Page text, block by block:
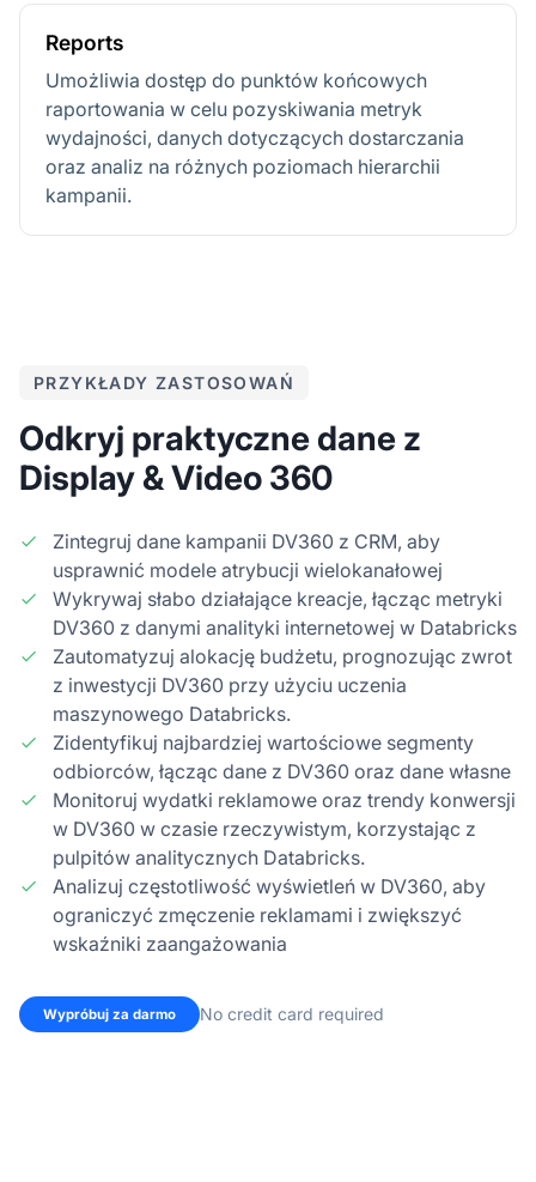
Reports
Umożliwia dostęp do punktów końcowych
raportowania w celu pozyskiwania metryk
wydajności, danych dotyczących dostarczania
oraz analiz na różnych poziomach hierarchii
kampanii.
PRZYKŁADY ZASTOSOWAŃ
Odkryj praktyczne dane z
Display & Video 360
Zintegruj dane kampanii DV360 z CRM, aby
usprawnić modele atrybucji wielokanałowej
Wykrywaj słabo działające kreacje, łącząc metryki
DV360 z danymi analityki internetowej w Databricks
Zautomatyzuj alokację budżetu, prognozując zwrot
z inwestycji DV360 przy użyciu uczenia
maszynowego Databricks.
Zidentyfikuj najbardziej wartościowe segmenty
odbiorców, łącząc dane z DV360 oraz dane własne
Monitoruj wydatki reklamowe oraz trendy konwersji
w DV360 w czasie rzeczywistym, korzystając z
pulpitów analitycznych Databricks.
Analizuj częstotliwość wyświetleń w DV360, aby
ograniczyć zmęczenie reklamami i zwiększyć
wskaźniki zaangażowania
Wypróbuj za darmo No credit card required